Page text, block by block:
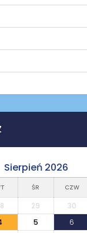
Sierpień 2026
ŚR CZW
29 30
5 6